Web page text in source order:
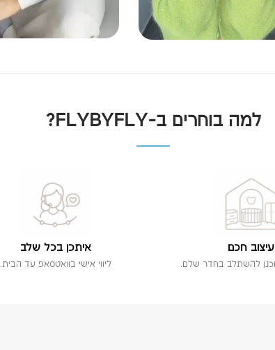
למה בוחרים ב-FLYBYFLY?
עיצוב חכם
להשתלב בחדר שלם.
איתכן בכל שלב
ליווי אישי בוואטסאפ עד הבית.